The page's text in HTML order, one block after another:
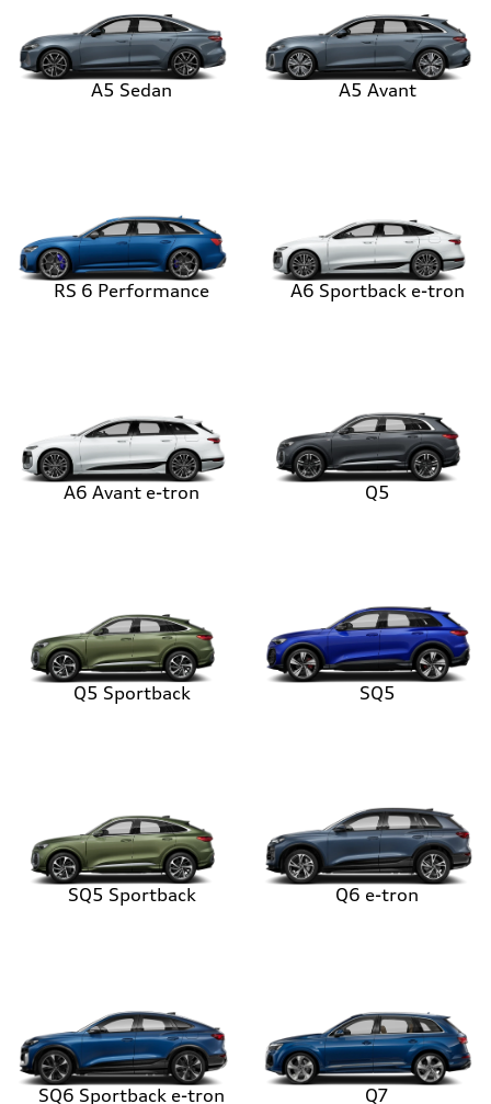
A5 Sedan A5 Avant
RS 6 Performance A6 Sportback e-tron
A6 Avant e-tron Q5
Q5 Sportback SQ5
SQ5 Sportback Q6 e-tron
SQ6 Sportback e-tron Q7